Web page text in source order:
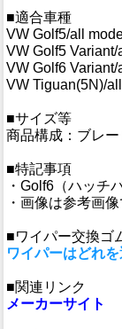
■適合車種
VW Golf5/all
VW Golf5 Variant/
VW Golf6 Variant/
VW Tiguan(5N)/
■サイズ等
商品構成：ブレー
■特記事項
・Golf6（ハッチ
・画像は参考画像
■ワイパー交換ゴ
ワイパーはどれ
■関連リンク
メーカーサイト